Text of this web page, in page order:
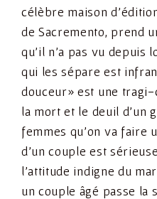
célèbre maison
de Sacremento, prend
qu’il n’a pas vu depuis
qui les sépare est
douceur» est une
la mort et le deuil d’un
femmes qu’on va faire
d’un couple est
l’attitude indigne du
un couple âgé passe la